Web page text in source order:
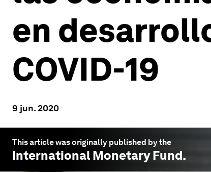
en
COVID-19
9 jun. 2020
This article was originally published by the
International Monetary Fund.